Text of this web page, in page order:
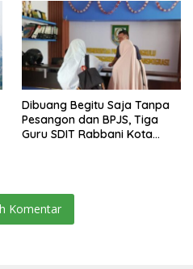
Dibuang Begitu Saja Tanpa
Pesangon dan BPJS, Tiga
Guru SDIT Rabbani Kota
Komentar